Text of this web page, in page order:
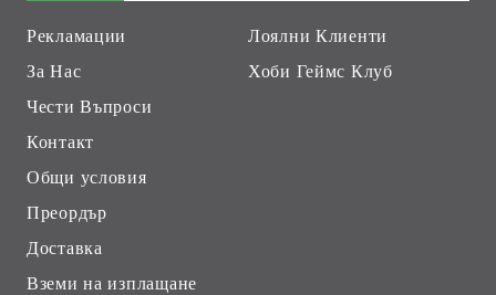
Рекламации
За Нас
Чести Въпроси
Контакт
Общи условия
Преордър
Доставка
Вземи на изплащане
Лоялни Клиенти
Хоби Геймс Клуб